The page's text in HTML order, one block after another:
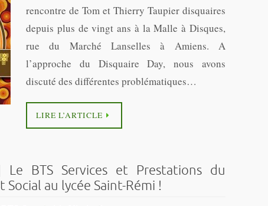
rencontre de Tom et Thierry Taupier disquaires
depuis plus de vingt ans à la Malle à Disques,
rue du Marché Lanselles à Amiens. A
l’approche du Disquaire Day, nous avons
discuté des différentes problématiques…
LIRE L’ARTICLE
Le BTS Services et Prestations du
au lycée Saint-Rémi !